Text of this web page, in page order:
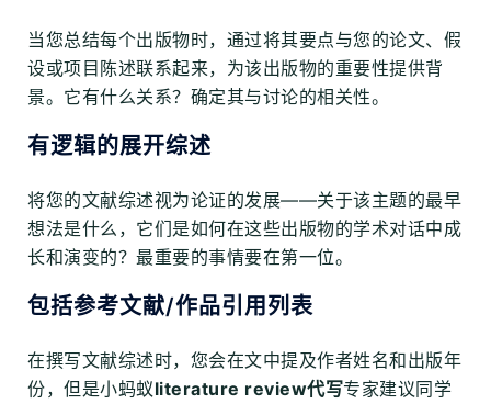
当您总结每个出版物时，通过将其要点与您的论文、假
设或项目陈述联系起来，为该出版物的重要性提供背
景。它有什么关系？确定其与讨论的相关性。
有逻辑的展开综述
将您的文献综述视为论证的发展——关于该主题的最早
想法是什么，它们是如何在这些出版物的学术对话中成
长和演变的？最重要的事情要在第一位。
包括参考文献/作品引用列表
在撰写文献综述时，您会在文中提及作者姓名和出版年
份，但是小蚂蚁literature review代写专家建议同学